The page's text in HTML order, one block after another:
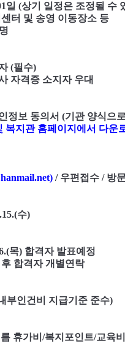
일 (상기 일정은 조정될 수
터 및 송영 이동장소 등
명
(필수)
자격증 소지자 우대
정보 동의서 (기관 양식으
복지관 홈페이지에서 다운
/ 우편접수 / 방
수)
목) 합격자 발표예정
합격자 개별연락
부인건비 지급기준 준수)
휴가비 /복지포인트/교육